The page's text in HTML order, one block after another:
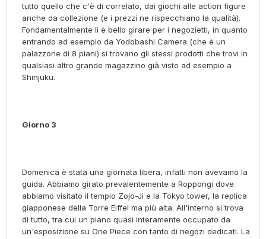
tutto quello che c'è di correlato, dai giochi alle action figure
anche da collezione (e i prezzi ne rispecchiano la qualità).
Fondamentalmente lì è bello girare per i negozietti, in quanto
entrando ad esempio da Yodobashi Camera (che è un
palazzone di 8 piani) si trovano gli stessi prodotti che trovi in
qualsiasi altro grande magazzino già visto ad esempio a
Shinjuku.
Giorno 3
Domenica è stata una giornata libera, infatti non avevamo la
guida. Abbiamo girato prevalentemente a Roppongi dove
abbiamo visitato il tempio Zojo-Ji e la Tokyo tower, la replica
giapponese della Torre Eiffel ma più alta. All'interno si trova
di tutto, tra cui un piano quasi interamente occupato da
un'esposizione su One Piece con tanto di negozi dedicati. La